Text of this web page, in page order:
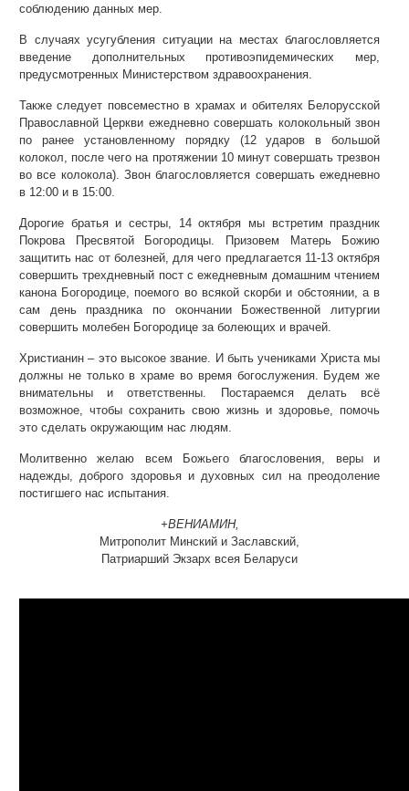
соблюдению данных мер.
В случаях усугубления ситуации на местах благословляется
введение дополнительных противоэпидемических мер,
предусмотренных Министерством здравоохранения.
Также следует повсеместно в храмах и обителях Белорусской
Православной Церкви ежедневно совершать колокольный звон
по ранее установленному порядку (12 ударов в большой
колокол, после чего на протяжении 10 минут совершать трезвон
во все колокола). Звон благословляется совершать ежедневно
в 12:00 и в 15:00.
Дорогие братья и сестры, 14 октября мы встретим праздник
Покрова Пресвятой Богородицы. Призовем Матерь Божию
защитить нас от болезней, для чего предлагается 11-13 октября
совершить трехдневный пост с ежедневным домашним чтением
канона Богородице, поемого во всякой скорби и обстоянии, а в
сам день праздника по окончании Божественной литургии
совершить молебен Богородице за болеющих и врачей.
Христианин – это высокое звание. И быть учениками Христа мы
должны не только в храме во время богослужения. Будем же
внимательны и ответственны. Постараемся делать всё
возможное, чтобы сохранить свою жизнь и здоровье, помочь
это сделать окружающим нас людям.
Молитвенно желаю всем Божьего благословения, веры и
надежды, доброго здоровья и духовных сил на преодоление
постигшего нас испытания.
+ВЕНИАМИН,
Митрополит Минский и Заславский,
Патриарший Экзарх всея Беларуси